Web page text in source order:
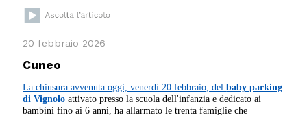
20 febbraio 2026
Cuneo
La chiusura avvenuta oggi, venerdì 20 febbraio, delbaby parking
di Vignolo attivato presso la scuola dell'infanzia e dedicato ai
bambini fino ai 6 anni, ha allarmato le trenta famiglie che